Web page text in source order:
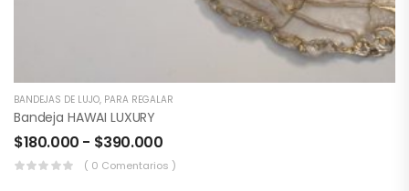
BANDEJAS DE LUJO, PARA REGALAR
Bandeja HAWAI LUXURY
$180.000 - $390.000
( 0 Comentarios )